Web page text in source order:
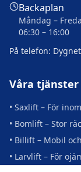
Backaplan
Måndag –
06:30 – 16:00
På telefon:
Våra tjänster
• Saxlift – För
• Bomlift – Stor
• Billift – Mobil
• Larvlift – För